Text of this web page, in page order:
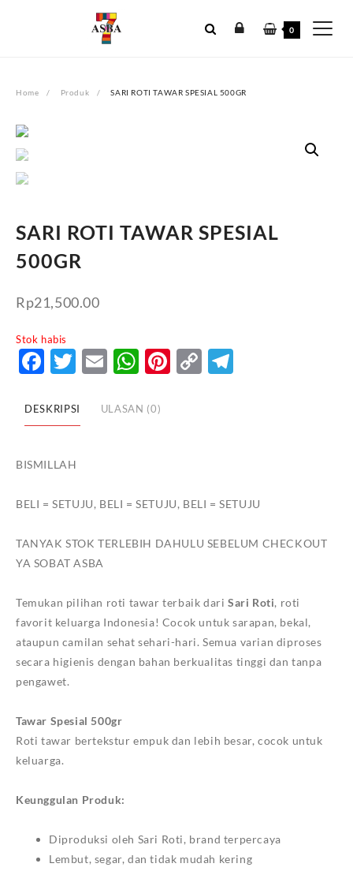
0
Home Produk SARI ROTI TAWAR SPESIAL 500GR
SARI ROTI TAWAR SPESIAL
500GR
Rp21,500.00
Stok habis
Facebook
Twitter
EmailWhatsApp
Pinterest
Copy
DESKRIPSI ULASAN (0)
BISMILLAH
BELI = SETUJU, BELI = SETUJU, BELI = SETUJU
TANYAK STOK TERLEBIH DAHULU SEBELUM CHECKOUT
YA SOBAT ASBA
Temukan pilihan roti tawar terbaik dari Sari Roti, roti
favorit keluarga Indonesia! Cocok untuk sarapan, bekal,
ataupun camilan sehat sehari-hari. Semua varian diproses
secara higienis dengan bahan berkualitas tinggi dan tanpa
pengawet.
Tawar Spesial 500gr
Roti tawar bertekstur empuk dan lebih besar, cocok untuk
keluarga.
Keunggulan Produk:
Diproduksi oleh Sari Roti, brand terpercaya
Lembut, segar, dan tidak mudah kering